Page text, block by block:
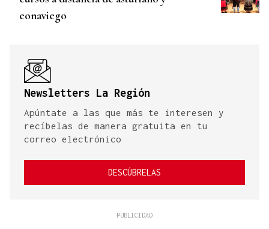
eonaviego
Newsletters La Región
Apúntate a las que más te interesen y
recíbelas de manera gratuita en tu
correo electrónico
DESCÚBRELAS